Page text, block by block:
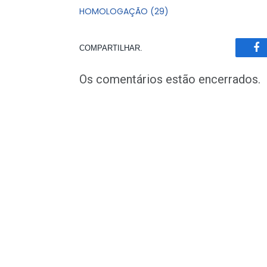
HOMOLOGAÇÃO (29)
COMPARTILHAR.
Os comentários estão encerrados.